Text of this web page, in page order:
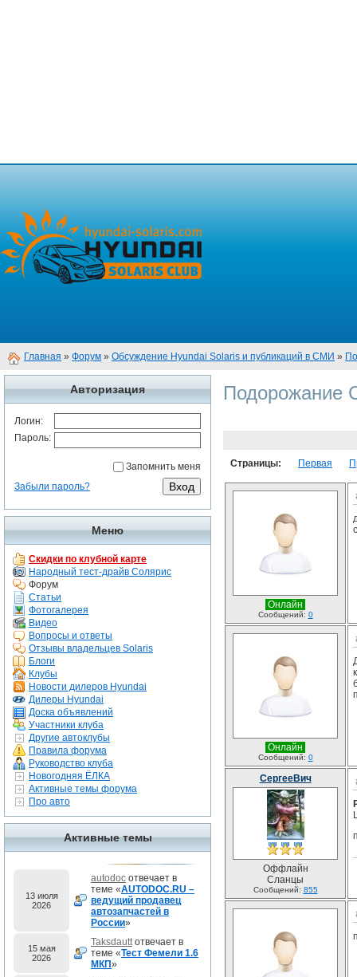
Главная » Форум » Обсуждение Hyundai Solaris и публикаций в СМИ »
Авторизация
Логин:
Пароль:
Запомнить меня
Забыли пароль?
Меню
Скидки по клубной карте
Народный тест-драйв Солярис
Форум
Статьи
Фотогалерея
Видео
Вопросы и ответы
Отзывы владельцев Solaris
Блоги
Клубы
Новости дилеров Hyundai
Дилеры Hyundai
Доска объявлений
Участники клуба
Другие автоклубы
Правила форума
Руководство клуба
Новогодняя ЁЛКА
Активные темы форума
Про авто
Активные темы
13 июля
2026
autodoc отвечает в
теме «AUTODOC.RU –
ведущий продавец
автозапчастей в
России»
15 мая
2026
Taksdauttотвечает в
теме «Тест Фемели 1.6
МКП»
Подорожание
Страницы: Первая
Онлайн
Сообщений: 0
Онлайн
Сообщений: 0
СергееВич
Оффлайн
Сланцы
Сообщений: 855